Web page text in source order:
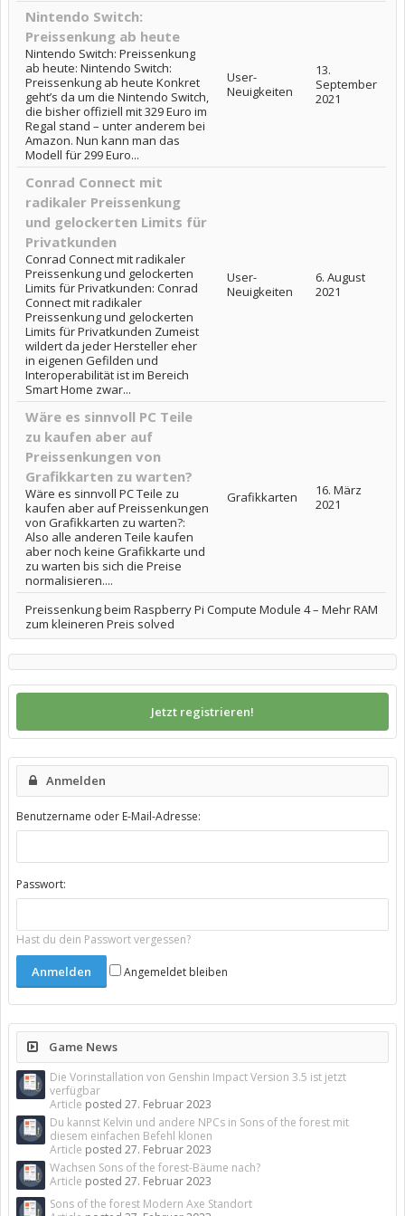
Nintendo Switch:
Preissenkung ab heute
Nintendo Switch: Preissenkung
ab heute: Nintendo Switch:
Preissenkung ab heute Konkret
geht’s da um die Nintendo Switch,
die bisher offiziell mit 329 Euro im
Regal stand – unter anderem bei
Amazon. Nun kann man das
Modell für 299 Euro...
User-
Neuigkeiten
13.
September
2021
Conrad Connect mit
radikaler Preissenkung
und gelockerten Limits für
Privatkunden
Conrad Connect mit radikaler
Preissenkung und gelockerten
Limits für Privatkunden: Conrad
Connect mit radikaler
Preissenkung und gelockerten
Limits für Privatkunden Zumeist
wildert da jeder Hersteller eher
in eigenen Gefilden und
Interoperabilität ist im Bereich
Smart Home zwar...
User-
Neuigkeiten
6. August
2021
Wäre es sinnvoll PC Teile
zu kaufen aber auf
Preissenkungen von
Grafikkarten zu warten?
Wäre es sinnvoll PC Teile zu
kaufen aber auf Preissenkungen
von Grafikkarten zu warten?:
Also alle anderen Teile kaufen
aber noch keine Grafikkarte und
zu warten bis sich die Preise
normalisieren....
Grafikkarten
16. März
2021
Preissenkung beim Raspberry Pi Compute Module 4 – Mehr RAM
zum kleineren Preis solved
Jetzt registrieren!
Anmelden
Benutzername oder E-Mail-Adresse:
Passwort:
Hast du dein Passwort vergessen?
Angemeldet bleiben
Game News
Die Vorinstallation von Genshin Impact Version 3.5 ist jetzt
verfügbar
Article posted 27. Februar 2023
Du kannst Kelvin und andere NPCs in Sons of the forest mit
diesem einfachen Befehl klonen
Article posted 27. Februar 2023
Wachsen Sons of the forest-Bäume nach?
Article posted 27. Februar 2023
Sons of the forest Modern Axe Standort